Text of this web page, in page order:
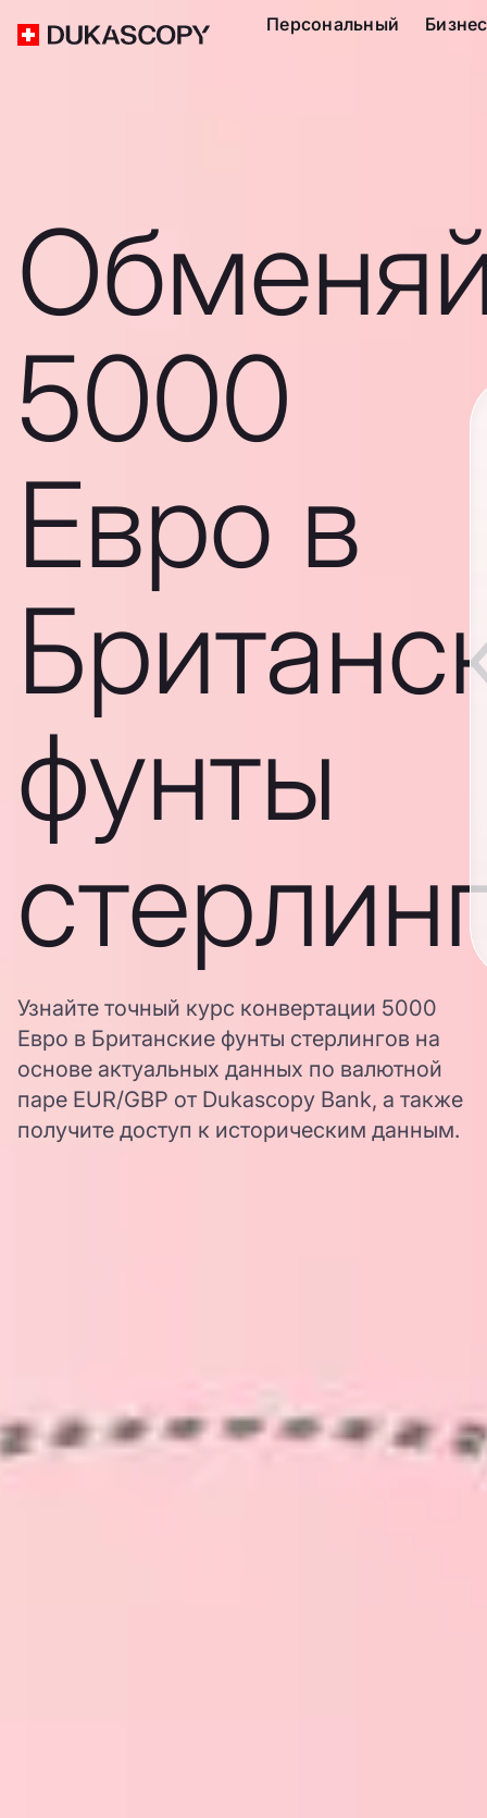
Персональный Бизнес
5000
Евро в
фунты
Узнайте точный курс конвертации 5000
Евро в Британские фунты стерлингов на
основе актуальных данных по валютной
паре EUR/GBP от Dukascopy Bank, а также
получите доступ к историческим данным.